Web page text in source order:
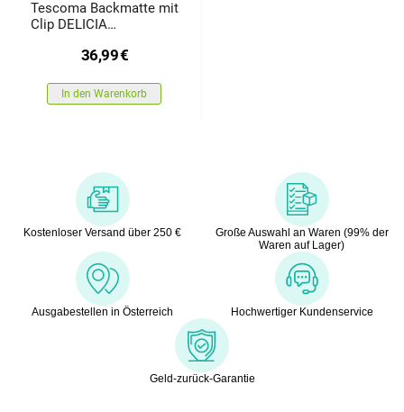
Tescoma Backmatte mit
Clip DELICIA
36,99€
In den Warenkorb
Kostenloser Versand über 250 €
Große Auswahl an Waren (99% der
Waren auf Lager)
Ausgabestellen in Österreich Hochwertiger Kundenservice
Geld-zurück-Garantie